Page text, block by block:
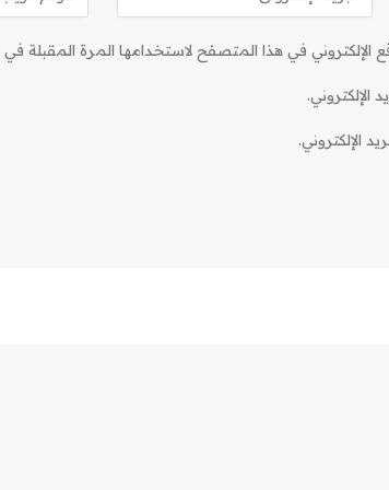
الإلكتروني في هذا المتصفح لاستخدامها المرة المقبلة في
الإلكتروني.
الإلكتروني.